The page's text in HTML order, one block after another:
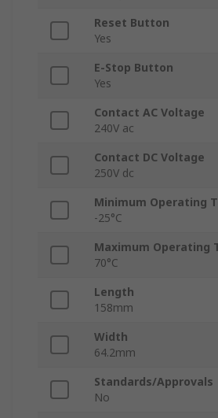
Reset Button
Yes
E-Stop Button
Yes
Contact AC Voltage
240V ac
Contact DC Voltage
250V dc
Minimum Operating
-25°C
Maximum Operating
70°C
Length
158mm
Width
64.2mm
Standards/Approvals
No